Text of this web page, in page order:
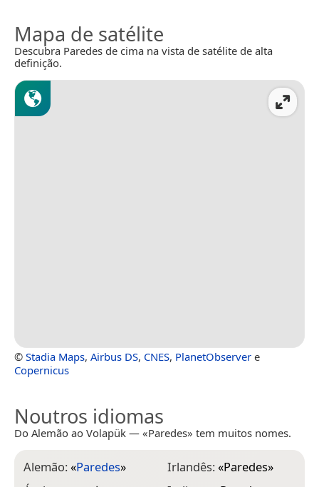
Mapa de satélite
Descubra Paredes de cima na vista de satélite de alta
definição.
© Stadia Maps, Airbus DS, CNES, PlanetObserver e
Copernicus
Noutros idiomas
Do Alemão ao Volapük — «Paredes» tem muitos nomes.
Alemão:«Paredes»
Irlandês:«Paredes»